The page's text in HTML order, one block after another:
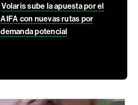
Volaris sube la apuesta por el
AIFA con nuevas rutas por
demanda potencial